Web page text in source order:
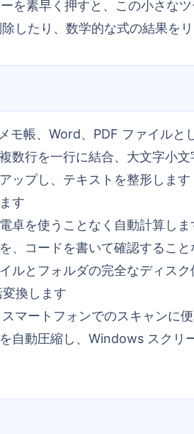
を素早く押すと、この小さな
したり、数学的な式の結果を
モ帳、Word、PDF ファイルと
数行を一行に結合、大文字小
ップし、テキストを整形します
す
卓を使うことなく自動計算しま
、コードを書いて確認するこ
ルとフォルダの完全なディス
換します
マートフォンでのスキャンに
自動圧縮し、Windows スク